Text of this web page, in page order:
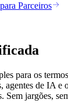
Parceiros
para os
agentes de IA e
Sem jargões,